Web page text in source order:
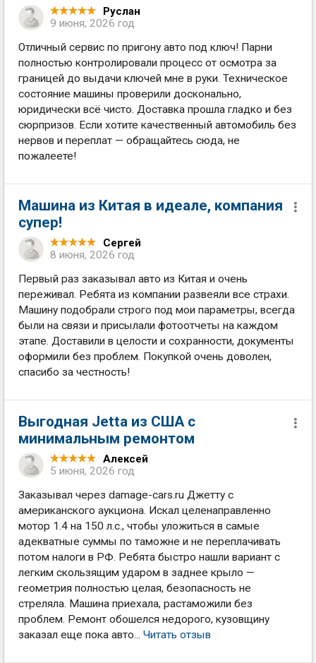
Руслан
9 июня, 2026 год
Отличный сервис по пригoну авто под ключ! Парни
полностью контролировали процесс от осмотра за
границей до выдачи ключей мне в руки. Техническое
состояние машины проверили досконально,
юридически всё чисто. Доставка прошла гладко и без
сюрпризов. Если хотите качественный автомобиль без
нервов и переплат — обращайтесь сюда, не
пожалеете!
Машина из Китая в идеале, компания
супер!
Сергей
8 июня, 2026 год
Первый раз заказывал авто из Китая и очень
переживал. Ребята из компании развеяли все страхи.
Машину подобрали строго под мои параметры, всегда
были на связи и присылали фотоотчеты на каждом
этапе. Доставили в целости и сохранности, документы
оформили без проблем. Покупкой очень доволен,
спасибо за честность!
Выгодная Jetta из США с
минимальным ремонтом
Алексей
5 июня, 2026 год
Заказывал через damage-cars.ru Джетту с
американского аукциона. Искал целенаправленно
мотор 1.4 на 150 л.с., чтобы уложиться в самые
адекватные суммы по таможне и не переплачивать
потом налоги в РФ. Ребята быстро нашли вариант с
легким скользящим ударом в заднее крыло —
геометрия полностью целая, безопасность не
стреляла. Машина приехала, растаможили без
проблем. Ремонт обошелся недорого, кузовщину
заказал еще пока авто... Читать отзыв